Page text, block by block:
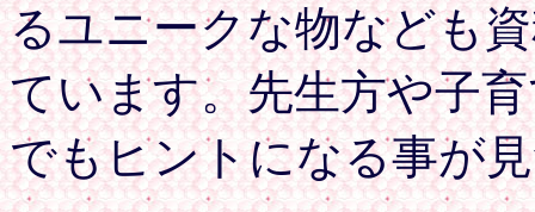
るユニークな物なども
ています。先生方や子
でもヒントになる事が